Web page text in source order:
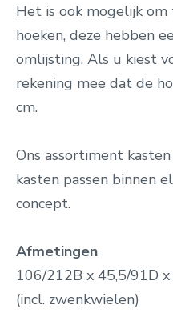
Het is ook mogelijk om
hoeken, deze hebben
omlijsting. Als u kiest
rekening mee dat de
cm.
Ons assortiment
kasten passen binnen
concept.
Afmetingen
106/212B x 45,5/91D
(incl. zwenkwielen)